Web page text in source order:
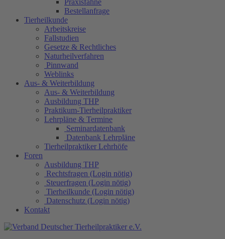
Praxisfahne
Bestellanfrage
Tierheilkunde
Arbeitskreise
Fallstudien
Gesetze & Rechtliches
Naturheilverfahren
Pinnwand
Weblinks
Aus- & Weiterbildung
Aus- & Weiterbildung
Ausbildung THP
Praktikum-Tierheilpraktiker
Lehrpläne & Termine
Seminardatenbank
Datenbank Lehrpläne
Tierheilpraktiker Lehrhöfe
Foren
Ausbildung THP
Rechtsfragen (Login nötig)
Steuerfragen (Login nötig)
Tierheilkunde (Login nötig)
Datenschutz (Login nötig)
Kontakt